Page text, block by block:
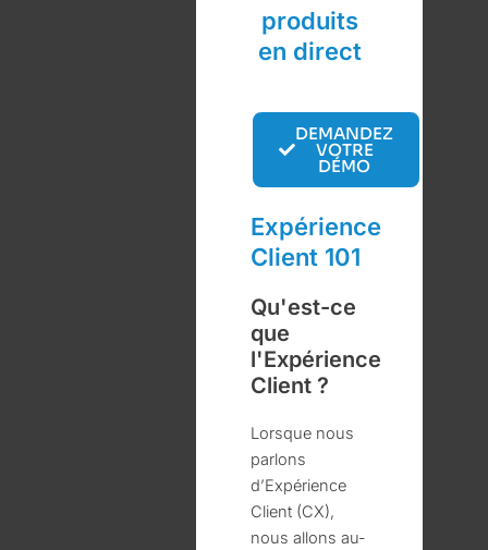
produits
en direct
DEMANDEZ
VOTRE
DÉMO
Expérience
Client 101
Qu'est-ce
que
l'Expérience
Client ?
Lorsque nous
parlons
d’Expérience
Client (CX),
nous allons au-